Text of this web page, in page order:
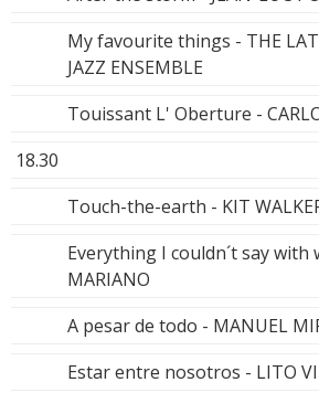
My favourite things - THE
JAZZ ENSEMBLE
Touissant L' Oberture -
18.30
Touch-the-earth - KIT
Everything I couldn´t say with
MARIANO
A pesar de todo - MANUEL
Estar entre nosotros - LITO